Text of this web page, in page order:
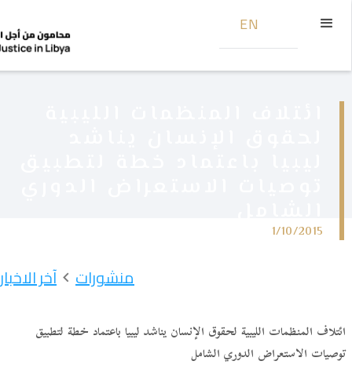
EN
1/10/2015
آخر الاخبار منشورات
ائتلاف المنظمات الليبية لحقوق الإنسان يناشد ليبيا باعتماد خطة لتطبيق
توصيات الاستعراض الدوري الشامل